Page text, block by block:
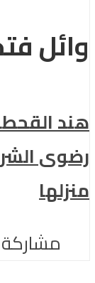
وائل
هند
رضوى
منزلها
مشاركة